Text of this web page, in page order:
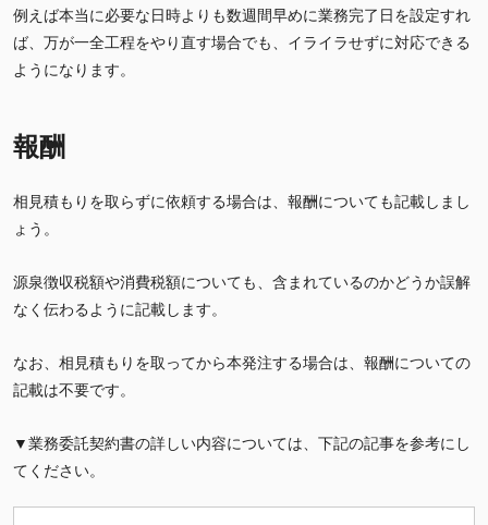
例えば本当に必要な日時よりも数週間早めに業務完了日を設定すれ
ば、万が一全工程をやり直す場合でも、イライラせずに対応できる
ようになります。
報酬
相見積もりを取らずに依頼する場合は、報酬についても記載しまし
ょう。
源泉徴収税額や消費税額についても、含まれているのかどうか誤解
なく伝わるように記載します。
なお、相見積もりを取ってから本発注する場合は、報酬についての
記載は不要です。
▼業務委託契約書の詳しい内容については、下記の記事を参考にし
てください。